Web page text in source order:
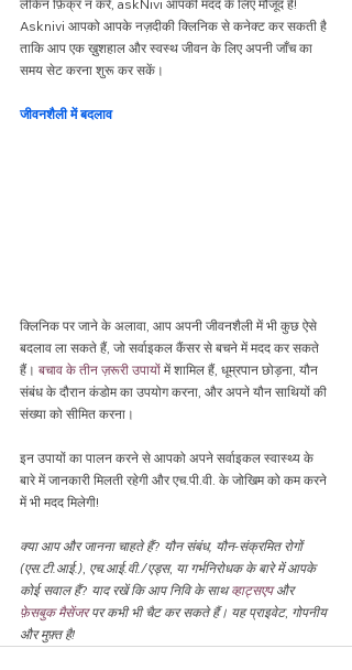
लेकिन फ़िक्र न करें, askNivi आपकी मदद के लिए मौजूद है!
Asknivi आपको आपके नज़दीकी क्लिनिक से कनेक्ट कर सकती है
ताकि आप एक ख़ुशहाल और स्वस्थ जीवन के लिए अपनी जाँच का
समय सेट करना शुरू कर सकें।
जीवनशैली में बदलाव
क्लिनिक पर जाने के अलावा, आप अपनी जीवनशैली में भी कुछ ऐसे
बदलाव ला सकते हैं, जो सर्वाइकल कैंसर से बचने में मदद कर सकते
हैं। बचाव के तीन ज़रूरी उपायों में शामिल हैं, धूम्रपान छोड़ना, यौन
संबंध के दौरान कंडोम का उपयोग करना, और अपने यौन साथियों की
संख्या को सीमित करना।
इन उपायों का पालन करने से आपको अपने सर्वाइकल स्वास्थ्य के
बारे में जानकारी मिलती रहेगी और एच.पी.वी. के जोखिम को कम करने
में भी मदद मिलेगी!
क्या आप और जानना चाहते हैं? यौन संबंध, यौन-संक्रमित रोगों
(एस.टी.आई.), एच.आई.वी./एड्स, या गर्भनिरोधक के बारे में आपके
कोई सवाल हैं? याद रखें कि आप निवि के साथ व्हाट्सएप और
फ़ेसबुक मैसेंजर पर कभी भी चैट कर सकते हैं। यह प्राइवेट, गोपनीय
और मुफ़्त है!